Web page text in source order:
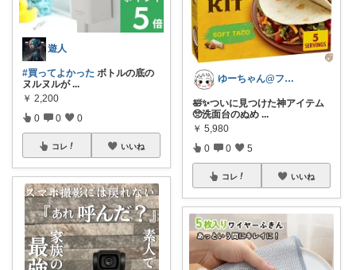
遊人
#買ってよかった ボトルの底の
ヌルヌルが ...
￥ 2,200
0 0 0
コレ いいね
ゆーちゃん@フォロワーさまから購入💕
🛀✨ついに見つけた神アイテム
🥺洗面台のぬめ ...
￥ 5,980
0 0 5
コレ いいね